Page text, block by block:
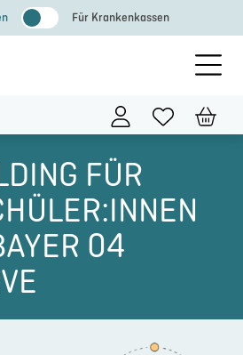
Für Krankenkassen
FÜR
04